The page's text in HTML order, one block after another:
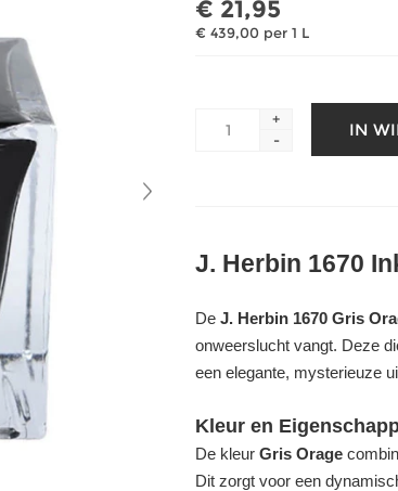
€ 21,95
€ 439,00 per 1 L
+
-
J. Herbin 1670
De J. Herbin 1670 Gris
onweerslucht vangt. Deze
een elegante, mysterieuze
Kleur en
De kleur Gris Orage
Dit zorgt voor een